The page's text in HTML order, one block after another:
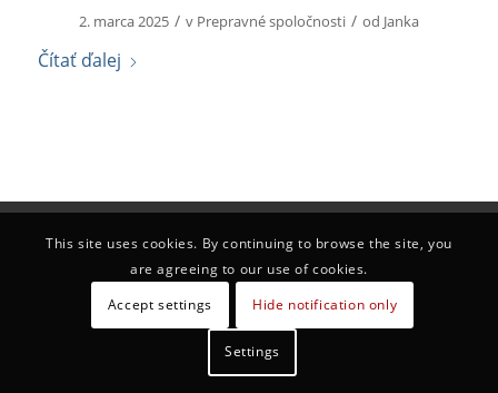
2. marca 2025 / v Prepravné spoločnosti / od Janka
Čítať ďalej
This site uses cookies. By continuing to browse the site, you
are agreeing to our use of cookies.
Accept settings
Hide notification only
Settings